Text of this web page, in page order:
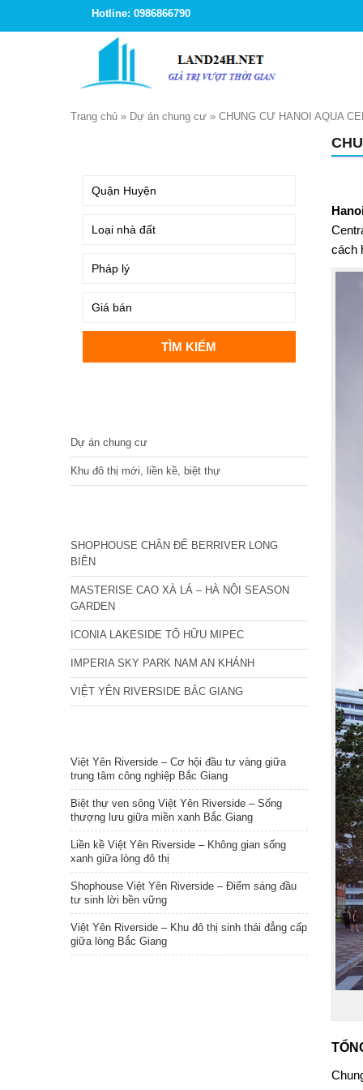
Hotline: 0986866790
Trang chủ » Dự án chung cư » CHUNG CƯ HANOI AQUA
cách
Dự án chung cư
Khu đô thị mới, liền kề, biệt thự
SHOPHOUSE CHÂN ĐẾ BERRIVER LONG
BIÊN
MASTERISE CAO XÀ LÁ – HÀ NỘI SEASON
GARDEN
ICONIA LAKESIDE TỐ HỮU MIPEC
IMPERIA SKY PARK NAM AN KHÁNH
VIỆT YÊN RIVERSIDE BẮC GIANG
Việt Yên Riverside – Cơ hội đầu tư vàng giữa
trung tâm công nghiệp Bắc Giang
Biệt thự ven sông Việt Yên Riverside – Sống
thượng lưu giữa miền xanh Bắc Giang
Liền kề Việt Yên Riverside – Không gian sống
xanh giữa lòng đô thị
Shophouse Việt Yên Riverside – Điểm sáng đầu
tư sinh lời bền vững
Việt Yên Riverside – Khu đô thị sinh thái đẳng cấp
giữa lòng Bắc Giang